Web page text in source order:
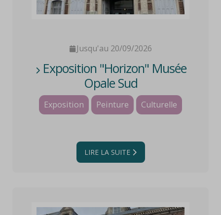
Jusqu'au 20/09/2026
Exposition "Horizon" Musée
Opale Sud
Exposition Peinture Culturelle
LIRE LA SUITE